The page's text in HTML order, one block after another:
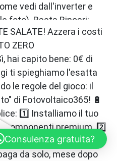
Consulenza gratuita?